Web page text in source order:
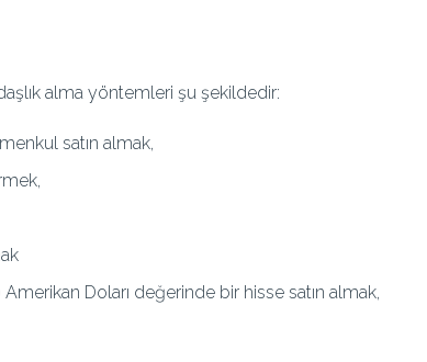
alma yöntemleri şu şekildedir:
satın almak,
Doları değerinde bir hisse satın almak,